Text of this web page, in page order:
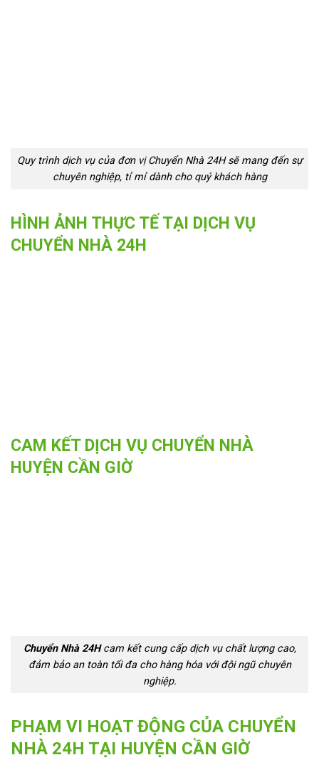
Quy trình dịch vụ của đơn vị Chuyển Nhà 24H sẽ mang đến sự
chuyên nghiệp, tỉ mỉ dành cho quý khách hàng
HÌNH ẢNH THỰC TẾ TẠI DỊCH VỤ
CHUYỂN NHÀ 24H
CAM KẾT DỊCH VỤ CHUYỂN NHÀ
HUYỆN CẦN GIỜ
Chuyển Nhà 24Hcam kết cung cấp dịch vụ chất lượng cao,
đảm bảo an toàn tối đa cho hàng hóa với đội ngũ chuyên
nghiệp.
PHẠM VI HOẠT ĐỘNG CỦA CHUYỂN
NHÀ 24H TẠI HUYỆN CẦN GIỜ